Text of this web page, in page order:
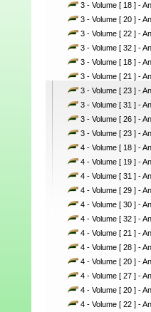
3 - Volume [ 18 ] -
3 - Volume [ 20 ] -
3 - Volume [ 22 ] -
3 - Volume [ 32 ] -
3 - Volume [ 18 ] -
3 - Volume [ 21 ] -
3 - Volume [ 23 ] -
3 - Volume [ 31 ] -
3 - Volume [ 26 ] -
3 - Volume [ 23 ] -
4 - Volume [ 18 ] -
4 - Volume [ 19 ] -
4 - Volume [ 31 ] -
4 - Volume [ 29 ] -
4 - Volume [ 30 ] -
4 - Volume [ 32 ] -
4 - Volume [ 21 ] -
4 - Volume [ 28 ] -
4 - Volume [ 20 ] -
4 - Volume [ 27 ] -
4 - Volume [ 20 ] -
4 - Volume [ 22 ] -